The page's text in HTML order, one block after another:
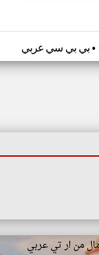
بي بي سي عربي•
من ار تي عربي